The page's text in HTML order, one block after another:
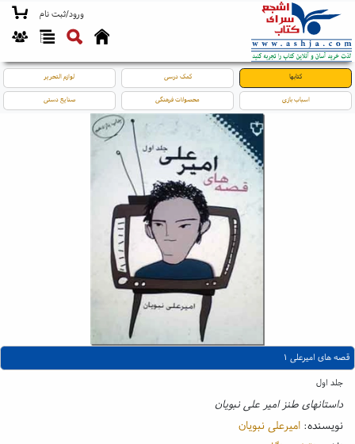
ورود/ثبت نام
کتابها کمک درسی لوازم التحریر
اسباب بازی محصولات فرهنگی صنایع دستی
قصه های امیرعلی ۱
جلد اول
داستانهای طنز امیر علی نبویان
نویسنده: امیرعلی نبویان